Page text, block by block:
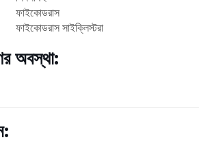
ফাইকোডরাস
ফাইকোডরাস সাইক্লিস্টরা
অবস্থা: